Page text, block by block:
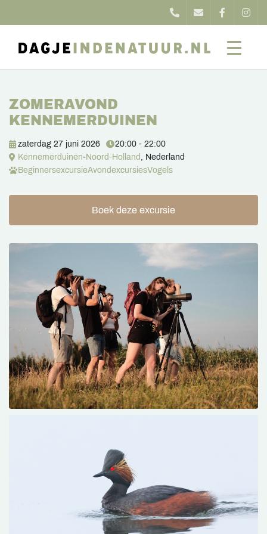
ZOMERAVOND
KENNEMERDUINEN
zaterdag 27 juni 2026
20:00 - 22:00
Kennemerduinen-Noord-Holland , Nederland
BeginnersexcursieAvondexcursiesVogels
Boek deze excursie